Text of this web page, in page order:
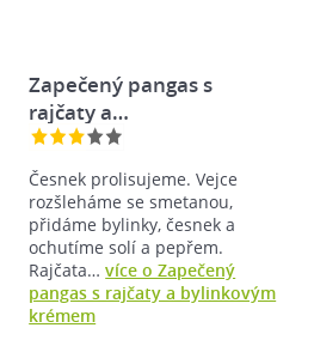
Zapečený pangas s
rajčaty a…
Česnek prolisujeme. Vejce
rozšleháme se smetanou,
přidáme bylinky, česnek a
ochutíme solí a pepřem.
Rajčata…více o Zapečený
pangas s rajčaty a bylinkovým
krémem